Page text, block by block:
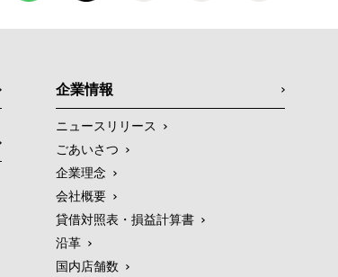
企業情報
ニュースリリース
ごあいさつ
企業理念
会社概要
貸借対照表・損益計算書
沿革
国内店舗数